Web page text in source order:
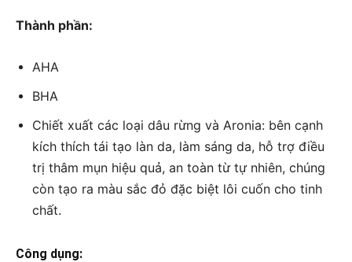
Thành phần:
AHA
BHA
Chiết xuất các loại dâu rừng và Aronia: bên cạnh
kích thích tái tạo làn da, làm sáng da, hỗ trợ điều
trị thâm mụn hiệu quả, an toàn từ tự nhiên, chúng
còn tạo ra màu sắc đỏ đặc biệt lôi cuốn cho tinh
chất.
Công dụng: